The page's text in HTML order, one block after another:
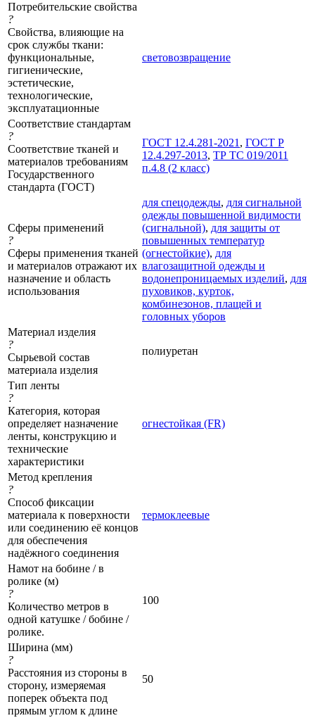
Потребительские свойства
?
Свойства, влияющие на
срок службы ткани:
функциональные,
гигиенические,
эстетические,
технологические,
эксплуатационные
световозвращение
Соответствие стандартам
?
Соответствие тканей и
материалов требованиям
Государственного
стандарта (ГОСТ)
ГОСТ 12.4.281-2021, ГОСТ Р
12.4.297-2013, ТР ТС 019/2011
п.4.8 (2 класс)
Сферы применений
?
Сферы применения тканей
и материалов отражают их
назначение и область
использования
для спецодежды, для сигнальной
одежды повышенной видимости
(сигнальной), для защиты от
повышенных температур
(огнестойкие), для
влагозащитной одежды и
водонепроницаемых изделий, для
пуховиков, курток,
комбинезонов, плащей и
головных уборов
Материал изделия
?
Сырьевой состав
материала изделия
полиуретан
Тип ленты
?
Категория, которая
определяет назначение
ленты, конструкцию и
технические
характеристики
огнестойкая (FR)
Метод крепления
?
Способ фиксации
материала к поверхности
или соединению её концов
для обеспечения
надёжного соединения
термоклеевые
Намот на бобине / в
ролике (м)
?
Количество метров в
одной катушке / бобине /
ролике.
100
Ширина (мм)
?
Расстояния из стороны в
сторону, измеряемая
поперек объекта под
прямым углом к длине
50